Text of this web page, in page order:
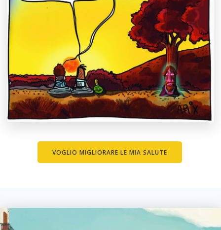
VOGLIO MIGLIORARE LE MIA SALUTE